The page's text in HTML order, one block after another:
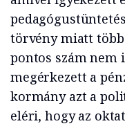
törvény miatt
pontos szám nem
megérkezett a
kormány azt a
eléri, hogy az